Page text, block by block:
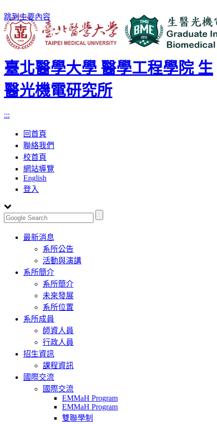
跳到主要內容
臺北醫學大學 醫學工程學院 生
醫光機電研究所
:::
回首頁
聯絡我們
校首頁
網站導覽
English
登入
Toggle
navigation
最新消息
系所公告
活動與演講
系所簡介
系所簡介
未來發展
系所位置
系所成員
師資人員
行政人員
招生資訊
課程資訊
國際交流
國際交流
EMMaH Program
EMMaH Program
雙聯學制